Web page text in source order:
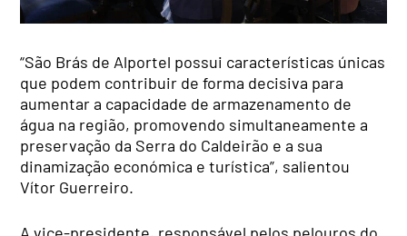
“São Brás de Alportel possui características únicas
que podem contribuir de forma decisiva para
aumentar a capacidade de armazenamento de
água na região, promovendo simultaneamente a
preservação da Serra do Caldeirão e a sua
dinamização económica e turística”, salientou
Vítor Guerreiro.